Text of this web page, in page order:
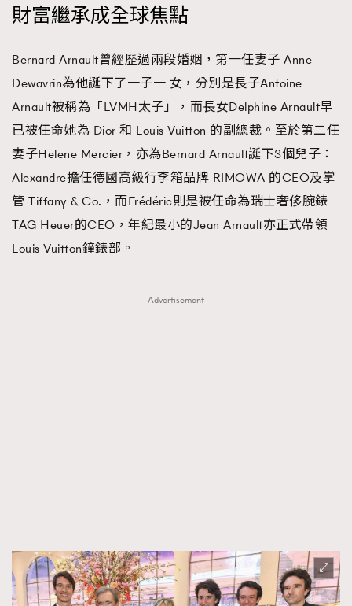
財富繼承成全球焦點
Bernard Arnault曾經歷過兩段婚姻，第一任妻子 Anne
Dewavrin為他誕下了一子一 女，分別是長子Antoine
Arnault被稱為「LVMH太子」，而長女Delphine Arnault早
已被任命她為 Dior 和 Louis Vuitton 的副總裁。至於第二任
妻子Helene Mercier，亦為Bernard Arnault誕下3個兒子：
Alexandre擔任德國高級行李箱品牌 RIMOWA 的CEO及掌
管 Tiffany & Co.，而Frédéric則是被任命為瑞士奢侈腕錶
TAG Heuer的CEO，年紀最小的Jean Arnault亦正式帶領
Louis Vuitton鐘錶部。
Advertisement